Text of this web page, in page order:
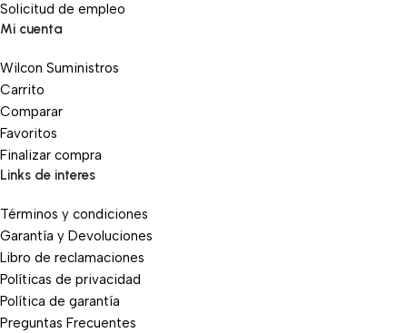
Solicitud de empleo
Mi cuenta
Wilcon Suministros
Carrito
Comparar
Favoritos
Finalizar compra
Links de interes
Términos y condiciones
Garantía y Devoluciones
Libro de reclamaciones
Políticas de privacidad
Política de garantía
Preguntas Frecuentes